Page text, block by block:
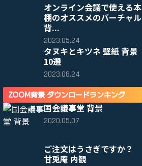
オンライン会議で使える本
棚のオススメのバーチャル
背...
2023.05.24
タヌキとキツネ 壁紙 背景
10選
2023.08.24
ZOOM背景 ダウンロードランキング
国会議事堂 背景
2020.05.07
ご注文はうさぎですか？
甘兎庵 内観